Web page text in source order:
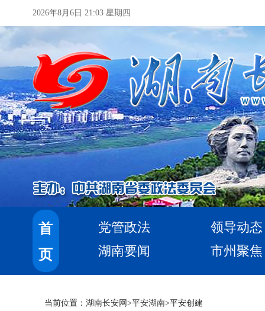
2026年8月6日 21:03 星期四
首
页
党管政法
领导动态
湖南要闻
市州聚焦
当前位置： 湖南长安网 >平安湖南>平安创建